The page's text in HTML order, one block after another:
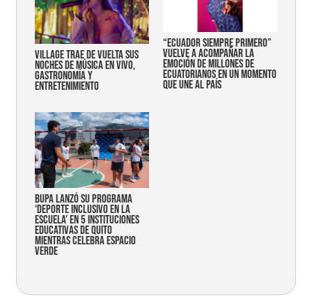
Village trae de vuelta sus
noches de música en vivo,
gastronomía y
entretenimiento
“Ecuador siempre primero”
vuelve a acompañar la
emoción de millones de
ecuatorianos en un momento
que une al país
Bupa lanzó su programa
‘Deporte Inclusivo en la
Escuela’ en 5 instituciones
educativas de Quito
mientras celebra espacio
verde